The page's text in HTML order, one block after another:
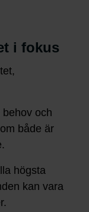
i fokus
och
både är
högsta
kan vara